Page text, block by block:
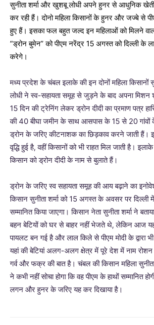
सुनीता शर्मा और खुशबू लोधी अपने हुनर से आधुनिक
कर रही हैं। दोनो महिला किसानों के हुनर और जज्बे से
हुए हैं। इसका फल बहुत जल्द इन महिलाओं को मिलने
“ड्रोन बुमेन” को पीएम नरेंद्र 15 अगस्त को दिल्ली के
करेगे।
मध्य प्रदेश के चंबल इलाके की इन दोनों महिला किसानों
लोधी ने स्व-सहायता समूह से जुड़ने के बाद अपना मिशन
15 दिन की ट्रेनिंग लेकर ड्रोन दीदी का प्रमाण पत्र
की 40 बीघा जमीन के साथ आसपास के 15 से 20 गांवों
ड्रोन के जरिए कीटनाशक का छिड़काव करने जाती
वृद्धि हुई है, वहीं किसानों को भी राहत मिल जाती है।
किसान को ड्रोन दीदी के नाम से बुलाते हैं।
ड्रोन के जरिए स्व सहायता समूह की आय बढ़ाने का
किसान सुनीता शर्मा को 15 अगस्त के अवसर पर दिल्ली
सम्मानित किया जाएगा। किसान नेता सुनीता शर्मा ने
बहन बेटियों को घर से बाहर नहीं भेजते थे, लेकिन आज
पायलट बन गई है और लाल किले से पीएम मोदी के द्वारा भी
यहां की बेटियां अलग-अलग क्षेत्र में पूरे देश में नाम
गर्व और फक्र की बात है। चंबल की किसान महिला
ने कभी नहीं सोचा होगा कि वह पीएम के हाथों सम्मानित
लगन और हुनर के जरिए यह कर दिखाया है।